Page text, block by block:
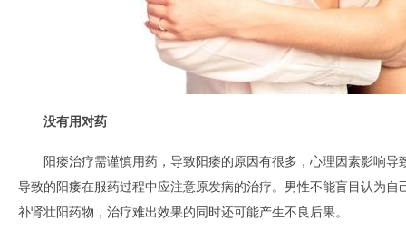
没有用对药
阳痿治疗需谨慎用药，导致阳痿的原因有很多，心理因素影响
导致的阳痿在服药过程中应注意原发病的治疗。男性不能盲目认为
补肾壮阳药物，治疗难出效果的同时还可能产生不良后果。